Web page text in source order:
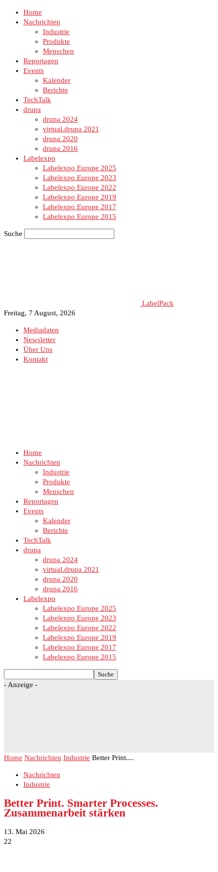
Home
Nachrichten
Industrie
Produkte
Menschen
Reportagen
Events
Kalender
Berichte
TechTalk
drupa
drupa 2024
virtual.drupa 2021
drupa 2020
drupa 2016
Labelexpo
Labelexpo Europe 2025
Labelexpo Europe 2023
Labelexpo Europe 2022
Labelexpo Europe 2019
Labelexpo Europe 2017
Labelexpo Europe 2015
Suche
LabelPack
Freitag, 7 August, 2026
Mediadaten
Newsletter
Über Uns
Kontakt
Home
Nachrichten
Industrie
Produkte
Menschen
Reportagen
Events
Kalender
Berichte
TechTalk
drupa
drupa 2024
virtual.drupa 2021
drupa 2020
drupa 2016
Labelexpo
Labelexpo Europe 2025
Labelexpo Europe 2023
Labelexpo Europe 2022
Labelexpo Europe 2019
Labelexpo Europe 2017
Labelexpo Europe 2015
- Anzeige -
Home Nachrichten Industrie Better Print....
Nachrichten
Industrie
Better Print. Smarter Processes.
Zusammenarbeit stärken
13. Mai 2026
22